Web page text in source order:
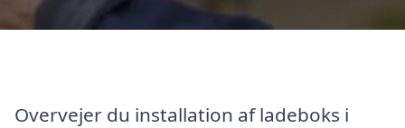
Overvejer du installation af ladeboks i